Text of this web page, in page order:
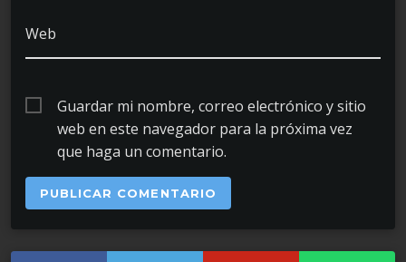
Web
Guardar mi nombre, correo electrónico y sitio
web en este navegador para la próxima vez
que haga un comentario.